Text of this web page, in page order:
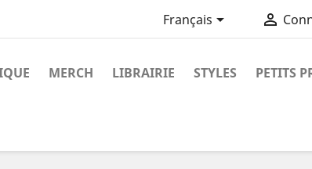
Français 
MERCH LIBRAIRIE STYLES PETITS